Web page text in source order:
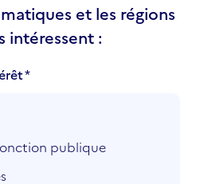
et les régions
intéressent :
publique